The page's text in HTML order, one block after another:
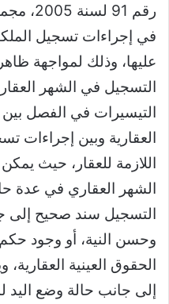
رقم 91
في إجراءات تسجيل
عليها، وذلك لمواجهة
التسجيل في الشهر
التيسيرات في الفصل
العقارية وبين إجراءات
اللازمة للعقار، حيث
الشهر العقاري في عدة
وحسن النية، أو وجود حكم
الحقوق العينية